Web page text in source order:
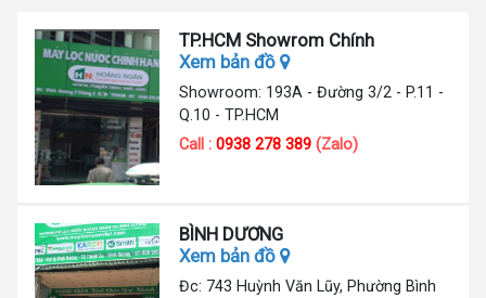
TP.HCM Showrom Chính
Xem bản đồ
Showroom: 193A - Đường 3/2 - P.11 -
Q.10 - TP.HCM
Call :0938 278 389(Zalo)
BÌNH DƯƠNG
Xem bản đồ
Đc: 743 Huỳnh Văn Lũy, Phường Bình